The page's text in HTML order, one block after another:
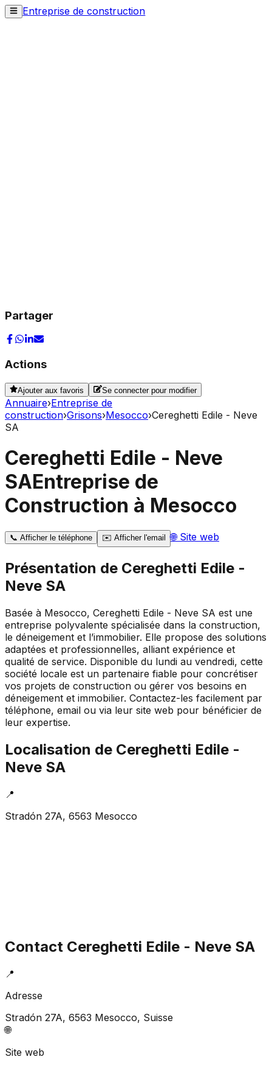
Entreprise de construction
Partager
Actions
Ajouter aux favoris Se connecter pour modifier
Annuaire›Entreprise de
construction›Grisons›Mesocco›Cereghetti Edile - Neve
SA
Cereghetti Edile - Neve
SAEntreprise de
Construction à Mesocco
📞 Afficher le téléphone ✉️ Afficher l'email 🌐Site web
Présentation de Cereghetti Edile -
Neve SA
Basée à Mesocco, Cereghetti Edile - Neve SA est une
entreprise polyvalente spécialisée dans la construction,
le déneigement et l’immobilier. Elle propose des solutions
adaptées et professionnelles, alliant expérience et
qualité de service. Disponible du lundi au vendredi, cette
société locale est un partenaire fiable pour concrétiser
vos projets de construction ou gérer vos besoins en
déneigement et immobilier. Contactez-les facilement par
téléphone, email ou via leur site web pour bénéficier de
leur expertise.
Localisation de Cereghetti Edile -
Neve SA
📍
Stradón 27A, 6563 Mesocco
Contact Cereghetti Edile - Neve SA
📍
Adresse
Stradón 27A, 6563 Mesocco, Suisse
🌐
Site web